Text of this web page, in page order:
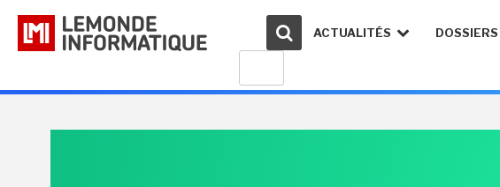
ACTUALITÉS DOSSIERS